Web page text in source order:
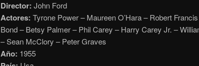
Director: John Ford
Actores: Tyrone Power – Maureen O’Hara – Robert
Bond – Betsy Palmer – Phil Carey – Harry Carey Jr. –
– Sean McClory – Peter Graves
Año: 1955